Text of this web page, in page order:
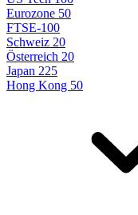
Eurozone 50
FTSE-100
Schweiz 20
Österreich 20
Japan 225
Hong Kong 50